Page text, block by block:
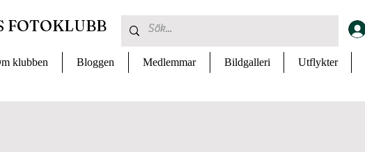
klubben Bloggen Medlemmar Bildgalleri Utflykter
FOTOKLUBB